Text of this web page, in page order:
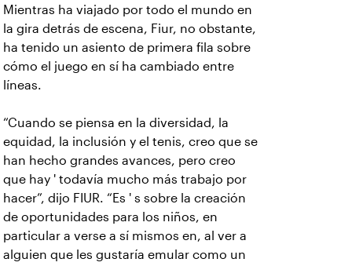
Mientras ha viajado por todo el mundo en
la gira detrás de escena, Fiur, no obstante,
ha tenido un asiento de primera fila sobre
cómo el juego en sí ha cambiado entre
líneas.
“Cuando se piensa en la diversidad, la
equidad, la inclusión y el tenis, creo que se
han hecho grandes avances, pero creo
que hay ' todavía mucho más trabajo por
hacer”, dijo FIUR. “Es ' s sobre la creación
de oportunidades para los niños, en
particular a verse a sí mismos en, al ver a
alguien que les gustaría emular como un